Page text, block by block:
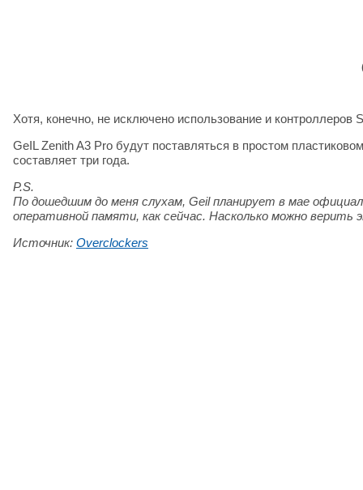
Хотя, конечно, не исключено использование и
GeIL Zenith A3 Pro будут поставляться в простом
составляет три года.
P.S.
По дошедшим до меня слухам, Geil планирует в мае
оперативной памяти, как сейчас. Насколько можно верить
Источник: Overclockers